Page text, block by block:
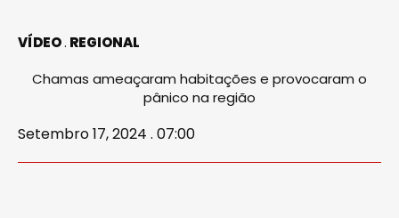
VÍDEO REGIONAL
Chamas ameaçaram habitações e provocaram o
pânico na região
Setembro 17, 2024 . 07:00